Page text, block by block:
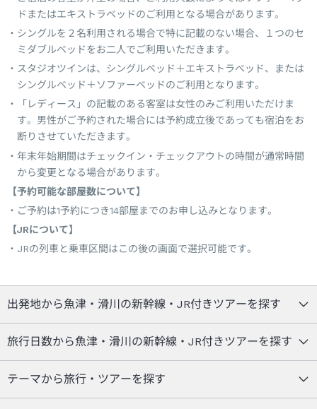
ドまたはエキストラベッドのご利用となる場合があります。
シングルを２名利用される場合で特に記載のない場合、１つのセ
ミダブルベッドをお二人でご利用いただきます。
スタジオツインは、シングルベッド＋エキストラベッド、または
シングルベッド＋ソファーベッドのご利用となります。
「レディース」の記載のある客室は女性のみご利用いただけま
す。男性がご予約された場合には予約成立後であっても宿泊をお
断りさせていただきます。
年末年始期間はチェックイン・チェックアウトの時間が通常時間
から変更となる場合があります。
【予約可能な部屋数について】
ご予約は1予約につき14部屋までのお申し込みとなります。
【JRについて】
JRの列車と乗車区間はこの後の画面で選択可能です。
出発地から魚津・滑川の新幹線・JR付きツアーを探す
旅行日数から魚津・滑川の新幹線・JR付きツアーを探す
テーマから旅行・ツアーを探す